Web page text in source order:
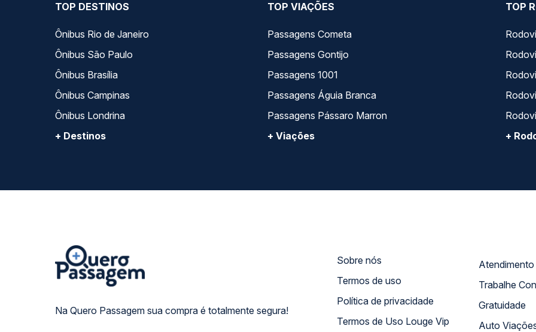
TOP DESTINOS
Ônibus Rio de Janeiro
Ônibus São Paulo
Ônibus Brasília
Ônibus Campinas
Ônibus Londrina
+ Destinos
TOP VIAÇÕES
Passagens Cometa
Passagens Gontijo
Passagens 1001
Passagens Águia Branca
Passagens Pássaro Marron
+ Viações
TOP
+
Na Quero Passagem sua compra é totalmente segura!
Sobre nós
Termos de uso
Política de privacidade
Termos de Uso Louge Vip
Trabalhe
Gratuidade
Auto